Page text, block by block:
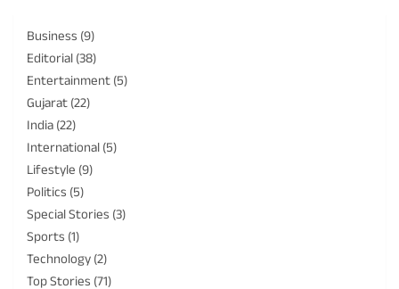
Business (9)
Editorial(38)
Entertainment(5)
Gujarat(22)
India(22)
International(5)
Lifestyle (9)
Politics (5)
Special Stories (3)
Sports (1)
Technology(2)
Top Stories (71)